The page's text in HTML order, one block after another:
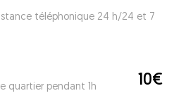
téléphonique 24 h/24 et 7
quartier pendant 1h 10€